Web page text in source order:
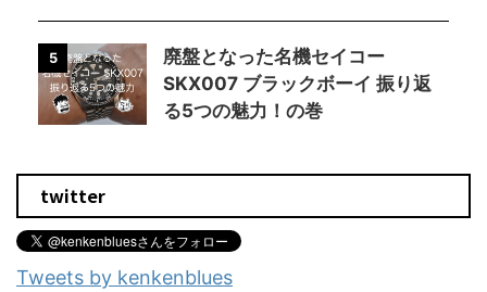
5
廃盤となった名機セイコー
SKX007 ブラックボーイ 振り返
る5つの魅力！の巻
twitter
Tweets by kenkenblues